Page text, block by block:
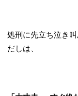
処刑に先立ち泣き叫
だしは、